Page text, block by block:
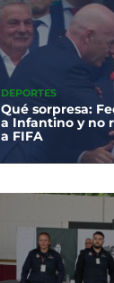
DEPORTES
Qué sorpresa:
a Infantino y no
a FIFA